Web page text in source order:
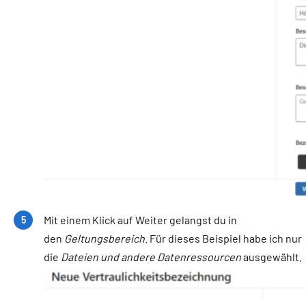
Mit einem Klick auf Weiter gelangst du in
den Geltungsbereich . Für dieses Beispiel habe ich nur
die Dateien und andere Datenressourcenausgewählt.